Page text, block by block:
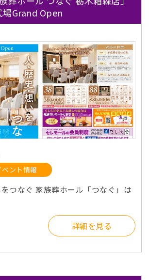
場Grand Open
ント情報
つなぐ 家族葬ホール「つなぐ」は
詳細を見る